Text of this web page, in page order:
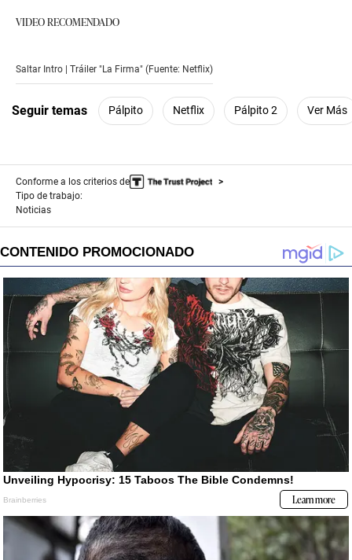
VIDEO RECOMENDADO
Saltar Intro | Tráiler "La Firma" (Fuente: Netflix)
Seguir temas Pálpito Netflix Pálpito 2 Ver Más
Conforme a los criterios de
Tipo de trabajo:
Noticias